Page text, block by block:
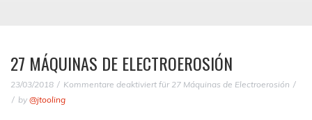
27 MÁQUINAS DE ELECTROEROSIÓN
23/03/2018 Kommentare deaktiviert für 27 Máquinas de Electroerosión
by @jtooling